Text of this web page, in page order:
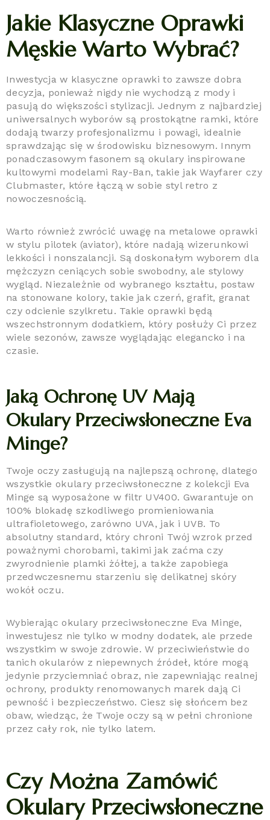
Jakie Klasyczne Oprawki
Męskie Warto Wybrać?
Inwestycja w klasyczne oprawki to zawsze dobra
decyzja, ponieważ nigdy nie wychodzą z mody i
pasują do większości stylizacji. Jednym z najbardziej
uniwersalnych wyborów są prostokątne ramki, które
dodają twarzy profesjonalizmu i powagi, idealnie
sprawdzając się w środowisku biznesowym. Innym
ponadczasowym fasonem są okulary inspirowane
kultowymi modelami Ray-Ban, takie jak Wayfarer czy
Clubmaster, które łączą w sobie styl retro z
nowoczesnością.
Warto również zwrócić uwagę na metalowe oprawki
w stylu pilotek (aviator), które nadają wizerunkowi
lekkości i nonszalancji. Są doskonałym wyborem dla
mężczyzn ceniących sobie swobodny, ale stylowy
wygląd. Niezależnie od wybranego kształtu, postaw
na stonowane kolory, takie jak czerń, grafit, granat
czy odcienie szylkretu. Takie oprawki będą
wszechstronnym dodatkiem, który posłuży Ci przez
wiele sezonów, zawsze wyglądając elegancko i na
czasie.
Jaką Ochronę UV Mają
Okulary Przeciwsłoneczne Eva
Minge?
Twoje oczy zasługują na najlepszą ochronę, dlatego
wszystkie okulary przeciwsłoneczne z kolekcji Eva
Minge są wyposażone w filtr UV400. Gwarantuje on
100% blokadę szkodliwego promieniowania
ultrafioletowego, zarówno UVA, jak i UVB. To
absolutny standard, który chroni Twój wzrok przed
poważnymi chorobami, takimi jak zaćma czy
zwyrodnienie plamki żółtej, a także zapobiega
przedwczesnemu starzeniu się delikatnej skóry
wokół oczu.
Wybierając okulary przeciwsłoneczne Eva Minge,
inwestujesz nie tylko w modny dodatek, ale przede
wszystkim w swoje zdrowie. W przeciwieństwie do
tanich okularów z niepewnych źródeł, które mogą
jedynie przyciemniać obraz, nie zapewniając realnej
ochrony, produkty renomowanych marek dają Ci
pewność i bezpieczeństwo. Ciesz się słońcem bez
obaw, wiedząc, że Twoje oczy są w pełni chronione
przez cały rok, nie tylko latem.
Czy Można Zamówić
Okulary Przeciwsłoneczne